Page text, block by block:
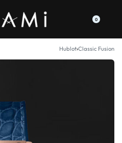
0
Hublot›Classic Fusion